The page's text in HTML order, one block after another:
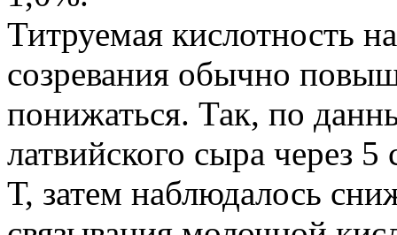
Титруемая кислотность
созревания обычно
понижаться. Так, по
латвийского сыра через
Т, затем наблюдалось